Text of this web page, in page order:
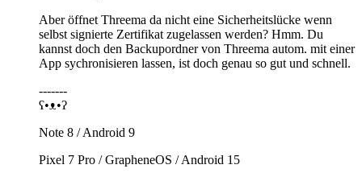
Aber öffnet Threema da nicht eine Sicherheitslücke wenn
selbst signierte Zertifikat zugelassen werden? Hmm. Du
kannst doch den Backupordner von Threema autom. mit einer
App sychronisieren lassen, ist doch genau so gut und schnell.
-------
ʕ•ᴥ•ʔ
Note 8 / Android 9
Pixel 7 Pro / GrapheneOS / Android 15